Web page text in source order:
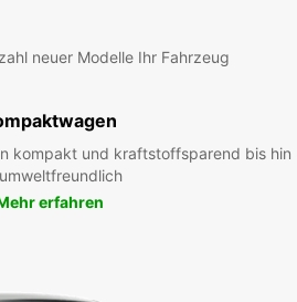
neuer Modelle Ihr Fahrzeug
kompakt und kraftstoffsparend bis hin
erfahren